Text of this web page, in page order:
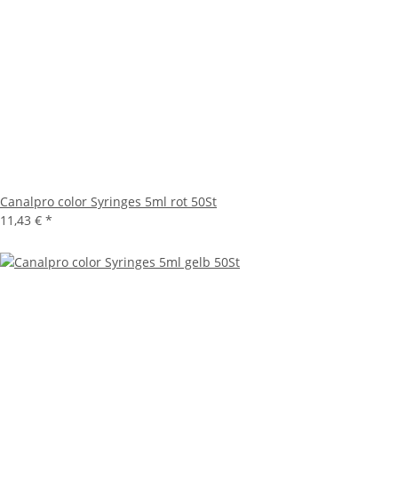
Canalpro color Syringes 5ml rot 50St
11,43 € *